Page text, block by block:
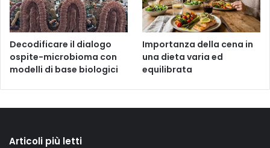
Decodificare il dialogo
ospite-microbioma con
modelli di base biologici
Importanza della cena in
una dieta varia ed
equilibrata
Articoli più letti